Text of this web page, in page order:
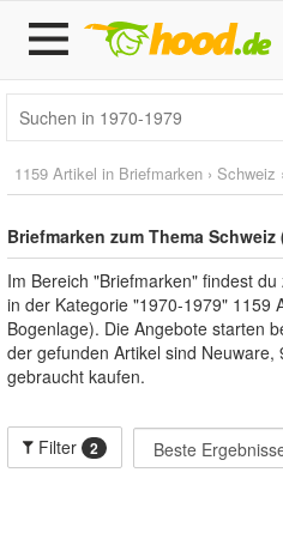
1159 Artikel in Briefmarken › Schweiz ›
Briefmarken zum Thema
Im Bereich "Briefmarken" findest
in der Kategorie "1970-1979" 1159
Bogenlage). Die Angebote starten
der gefunden Artikel sind Neuware,
gebraucht kaufen.
Filter 2